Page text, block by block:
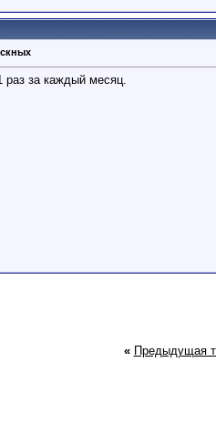
раз за каждый месяц.
« Предыдущая